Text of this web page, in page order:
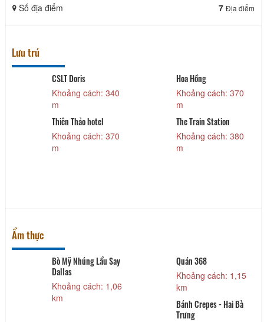
Số địa điểm 7 Địa điểm
Lưu trú
CSLT Doris
Khoảng cách: 340
m
Hoa Hồng
Khoảng cách: 370
m
Thiên Thảo hotel
Khoảng cách: 370
m
The Train Station
Khoảng cách: 380
m
Ẩm thực
Bò Mỹ Nhúng Lẩu Say
Dallas
Khoảng cách: 1,06
km
Quán 368
Khoảng cách: 1,15
km
Bánh Crepes - Hai Bà
Trưng